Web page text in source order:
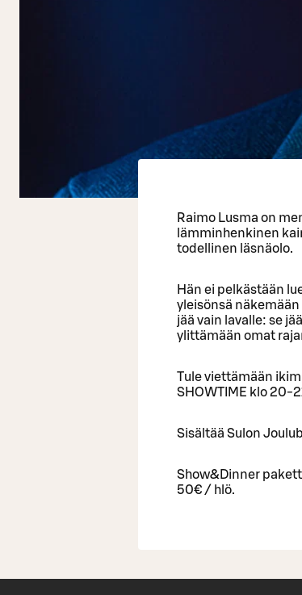
Raimo Lusma on
lämminhenkinen
todellinen läsnäolo.
Hän ei pelkästään
yleisönsä
jää vain lavalle: se
ylittämään omat
Tule viettämään
SHOWTIME klo 20-
Sisältää Sulon
Show&Dinner
50€ / hlö.